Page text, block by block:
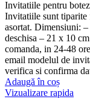
Invitatiile pentru
Invitatiile sunt tiparite
asortat. Dimensiuni:
deschisa – 21 x 10
comanda, in 24-48
email modelul de
verifica si confirma
Adaugă în coș
Vizualizare rapida